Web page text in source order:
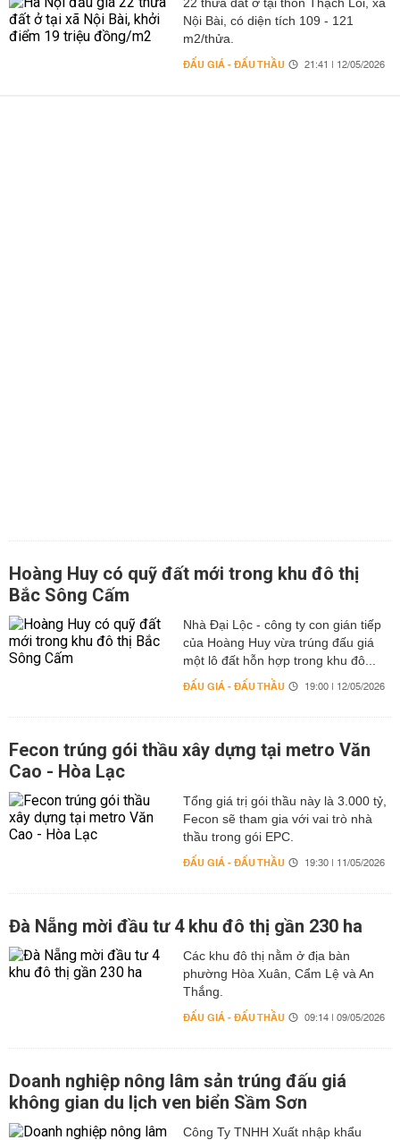
Nội Bài, có diện tích 109 - 121
m2/thửa.
ĐẤU GIÁ - ĐẤU THẦU 21:41 | 12/05/2026
Hoàng Huy có quỹ đất mới trong khu đô thị
Bắc Sông Cấm
Nhà Đại Lộc - công ty con gián tiếp
của Hoàng Huy vừa trúng đấu giá
một lô đất hỗn hợp trong khu đô...
ĐẤU GIÁ - ĐẤU THẦU 19:00 | 12/05/2026
Fecon trúng gói thầu xây dựng tại metro Văn
Cao - Hòa Lạc
Tổng giá trị gói thầu này là 3.000 tỷ,
Fecon sẽ tham gia với vai trò nhà
thầu trong gói EPC.
ĐẤU GIÁ - ĐẤU THẦU 19:30 | 11/05/2026
Đà Nẵng mời đầu tư 4 khu đô thị gần 230 ha
Các khu đô thị nằm ở địa bàn
phường Hòa Xuân, Cẩm Lệ và An
Thắng.
ĐẤU GIÁ - ĐẤU THẦU 09:14 | 09/05/2026
Doanh nghiệp nông lâm sản trúng đấu giá
không gian du lịch ven biển Sầm Sơn
Công Ty TNHH Xuất nhập khẩu